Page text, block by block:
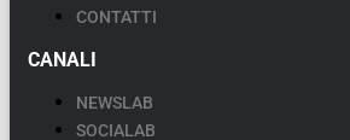
CONTATTI
CANALI
NEWSLAB
SOCIALAB